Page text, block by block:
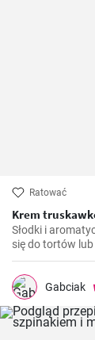
Ratować
Krem
Słodki i
się do tortów
soczystości i
Gabciak